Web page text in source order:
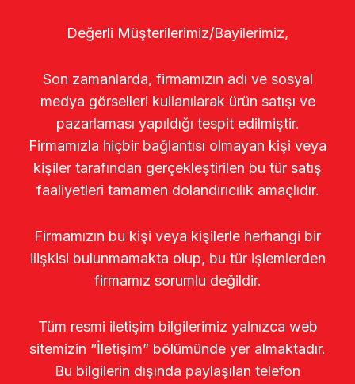
Değerli Müşterilerimiz/Bayilerimiz,
Son zamanlarda, firmamızın adı ve sosyal
medya görselleri kullanılarak ürün satışı ve
pazarlaması yapıldığı tespit edilmiştir.
Firmamızla hiçbir bağlantısı olmayan kişi veya
kişiler tarafından gerçekleştirilen bu tür satış
faaliyetleri tamamen dolandırıcılık amaçlıdır.
Firmamızın bu kişi veya kişilerle herhangi bir
ilişkisi bulunmamakta olup, bu tür işlemlerden
firmamız sorumlu değildir.
Tüm resmi iletişim bilgilerimiz yalnızca web
sitemizin “İletişim” bölümünde yer almaktadır.
Bu bilgilerin dışında paylaşılan telefon